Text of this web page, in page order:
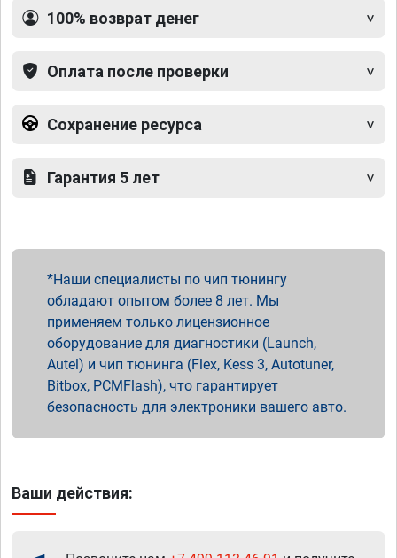
100% возврат денег
Оплата после проверки
Сохранение ресурса
Гарантия 5 лет
Наши специалисты по чип тюнингу
обладают опытом более 8 лет. Мы
применяем только лицензионное
оборудование для диагностики (Launch,
Autel) и чип тюнинга (Flex, Kess 3, Autotuner,
Bitbox, PCMFlash), что гарантирует
безопасность для электроники вашего авто.
Ваши действия: